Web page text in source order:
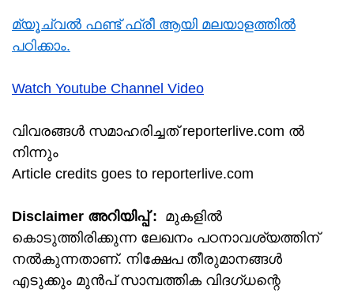
മ്യൂച്വൽ ഫണ്ട് ഫ്രീ ആയി മലയാളത്തിൽ
പഠിക്കാം.
Watch Youtube Channel Video
വിവരങ്ങൾ സമാഹരിച്ചത് reporterlive.com ൽ
നിന്നും
Article credits goes to reporterlive.com
Disclaimer അറിയിപ്പ് : മുകളില്‍
കൊടുത്തിരിക്കുന്ന ലേഖനം പഠനാവശ്യത്തിന്
നൽകുന്നതാണ്. നിക്ഷേപ തീരുമാനങ്ങള്‍
എടുക്കും മുന്‍പ് സാമ്പത്തിക വിദഗ്ധന്റെ